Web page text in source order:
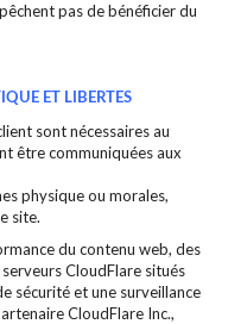
pas de bénéficier du
ET LIBERTES
sont nécessaires au
être communiquées aux
physique ou morales,
site.
du contenu web, des
CloudFlare situés
sécurité et une surveillance
CloudFlare Inc.,